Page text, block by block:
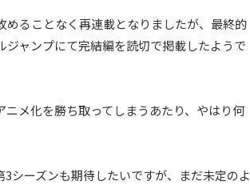
ることなく再連載となりましたが、最終的
ャンプにて完結編を読切で掲載したようで
メ化を勝ち取ってしまうあたり、やはり何
シーズンも期待したいですが、まだ未定のよ